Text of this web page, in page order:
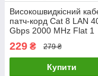
Високошвидкісний
патч-корд Cat 8 LAN
Gbps 2000 MHz Flat 1
метр
229 ₴ 279 ₴
Купити